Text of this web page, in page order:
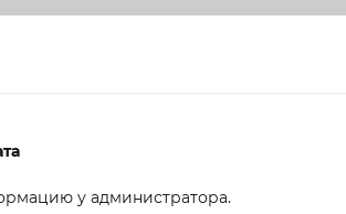
у администратора.